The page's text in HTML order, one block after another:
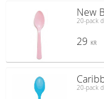
New
20-pack
29 KR
20-pack